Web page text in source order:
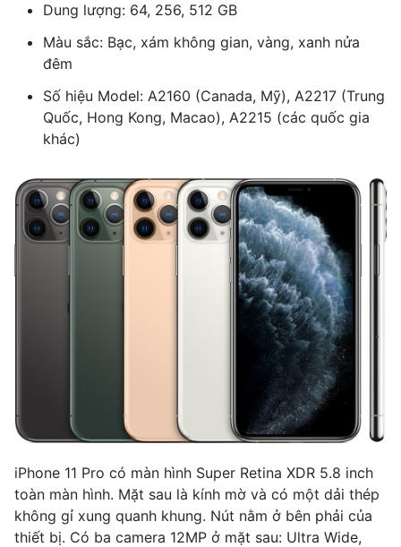
Dung lượng: 64, 256, 512 GB
Màu sắc: Bạc, xám không gian, vàng, xanh nửa
đêm
Số hiệu Model: A2160 (Canada, Mỹ), A2217 (Trung
Quốc, Hong Kong, Macao), A2215 (các quốc gia
khác)
iPhone 11 Pro có màn hình Super Retina XDR 5.8 inch
toàn màn hình. Mặt sau là kính mờ và có một dải thép
không gỉ xung quanh khung. Nút nằm ở bên phải của
thiết bị. Có ba camera 12MP ở mặt sau: Ultra Wide,